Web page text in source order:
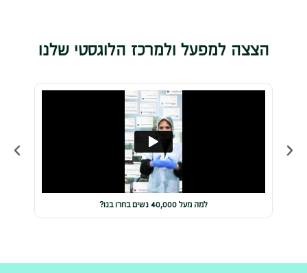
הצצה למפעל ולמרכז הלוגסטי שלנו
למה מעל 40,000 נשים בחרו בנו?